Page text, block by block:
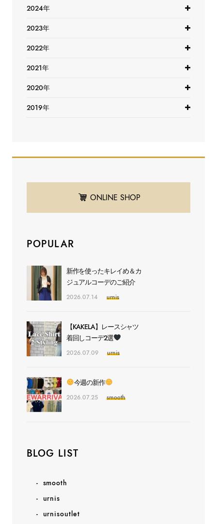
2024年
2023年
2022年
2021年
2020年
2019年
ONLINE SHOP
POPULAR
新作を使ったキレイめ＆カ
ジュアルコーデのご紹介
2026.07.14 urnis
【KAKELA】レースシャツ
着回しコーデ2選
2026.07.09 urnis
今週の新作
2026.07.25 smooth
BLOG LIST
smooth
urnis
urnisoutlet